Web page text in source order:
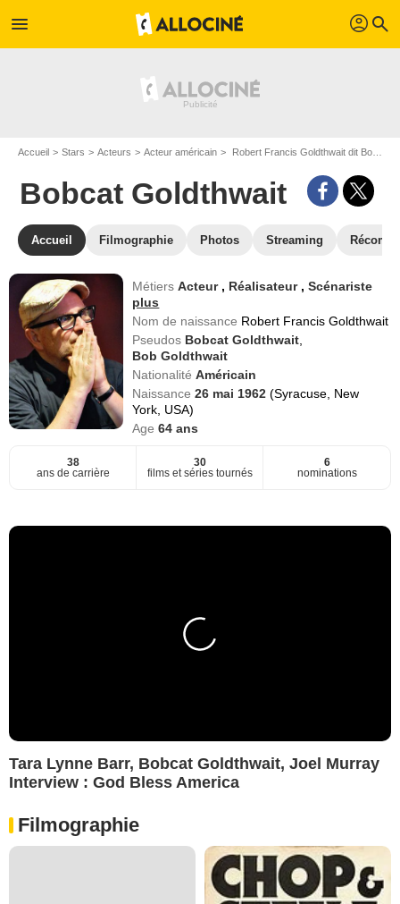
menu profil search
Accueil Stars Acteurs Acteur américain Robert Francis Goldthwait dit Bobcat Goldthwait
Bobcat Goldthwait
Accueil Filmographie Photos Streaming
MétiersActeur , Réalisateur ,Scénariste
plus
Nom de naissance Robert Francis Goldthwait
Pseudos Bobcat Goldthwait
Bob Goldthwait
NationalitéAméricain
Naissance26 mai 1962(Syracuse, New
York, USA)
Age64 ans
38
ans de carrière
30
films et séries tournés
6
nominations
Tara Lynne Barr, Bobcat Goldthwait, Joel Murray
Interview : God Bless America
Filmographie